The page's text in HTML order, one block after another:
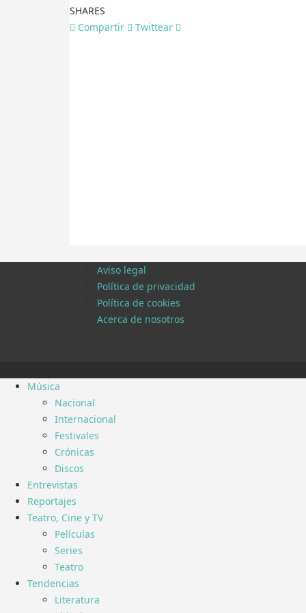
SHARES
Compartir
Twittear
Aviso legal
Política de privacidad
Política de cookies
Acerca de nosotros
Música
Nacional
Internacional
Festivales
Crónicas
Discos
Entrevistas
Reportajes
Teatro, Cine y TV
Películas
Series
Teatro
Tendencias
Literatura